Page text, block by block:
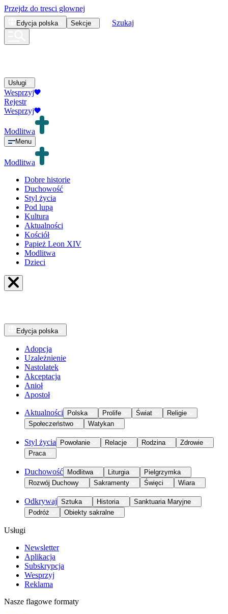
Przejdz do tresci glownej
Edycja polska Sekcje Szukaj
Usługi
Wesprzyj
Rejestr
Wesprzyj
Modlitwa
Menu
Modlitwa
Dobre historie
Duchowość
Styl życia
Pod lupą
Kultura
Aktualności
Kościół
Papież Leon XIV
Modlitwa
Dzieci
Edycja polska
Adopcja
Uzależnienie
Nastolatek
Akceptacja
Anioł
Apostoł
Aktualności Polska Prolife Świat
Religie
Społeczeństwo
Watykan
Styl życia Powołanie Relacje Rodzina
Zdrowie
Praca
Duchowość Modlitwa Liturgia
Pielgrzymka
Rozwój Duchowy
Sakramenty Święci Wiara
Odkrywaj Sztuka Historia
Sanktuaria Maryjne
Podróż
Obiekty sakralne
Usługi
Newsletter
Aplikacja
Subskrypcja
Wesprzyj
Reklama
Nasze flagowe formaty